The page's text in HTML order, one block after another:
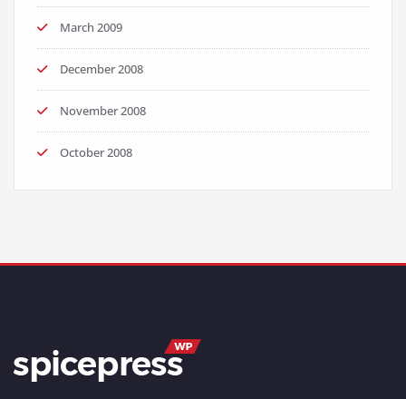
March 2009
December 2008
November 2008
October 2008